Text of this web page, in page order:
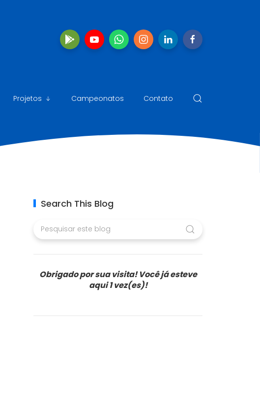
Projetos Campeonatos Contato
Search This Blog
Obrigado por sua visita! Você já esteve
aqui1 vez(es)!